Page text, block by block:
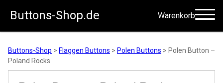
Zum Inhalt springen
Buttons-Shop.de Warenkorb
Buttons-Shop > Flaggen Buttons > Polen Buttons > Polen Button –
Poland Rocks